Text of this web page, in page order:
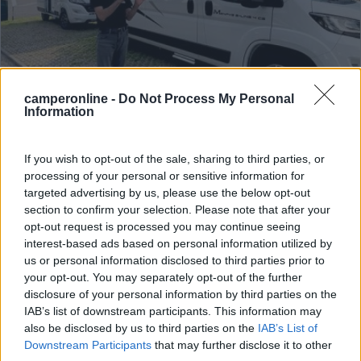
camperonline - Do Not Process My Personal
Information
If you wish to opt-out of the sale, sharing to third parties, or
processing of your personal or sensitive information for
targeted advertising by us, please use the below opt-out
section to confirm your selection. Please note that after your
opt-out request is processed you may continue seeing
interest-based ads based on personal information utilized by
us or personal information disclosed to third parties prior to
your opt-out. You may separately opt-out of the further
disclosure of your personal information by third parties on the
IAB’s list of downstream participants. This information may
also be disclosed by us to third parties on the IAB’s List of
Downstream Participants that may further disclose it to other
Video Anteprime 2024, le novità della
prossima stagione: McLouis
Categoria
Anteprime e Novità
Pubblicato il
2023
Anche per la stagione 2024 McLouis centra il suo obiettivo, che è
quello di offrire una gamma prodotti convincente, collocata nella
fascia media di mercato e caratterizzata da un buon rapporto
qualit...McLouis,CamperOnLine TV, Anteprima 2024